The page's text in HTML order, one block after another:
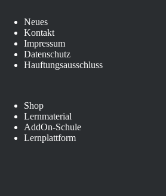
Neues
Kontakt
Impressum
Datenschutz
Hauftungsausschluss
Shop
Lernmaterial
AddOn-Schule
Lernplattform